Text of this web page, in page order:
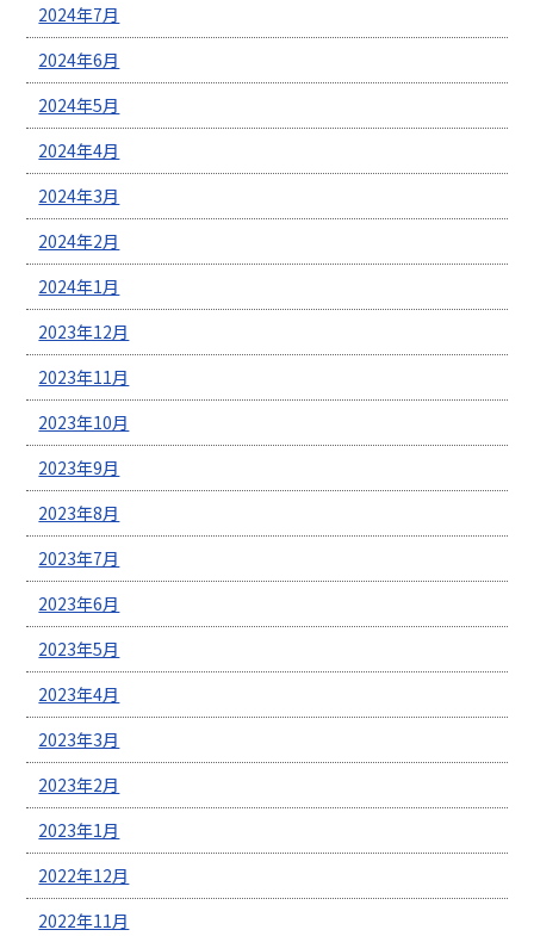
2024年7月
2024年6月
2024年5月
2024年4月
2024年3月
2024年2月
2024年1月
2023年12月
2023年11月
2023年10月
2023年9月
2023年8月
2023年7月
2023年6月
2023年5月
2023年4月
2023年3月
2023年2月
2023年1月
2022年12月
2022年11月